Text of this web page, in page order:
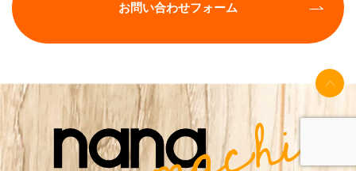
お問い合わせフォーム